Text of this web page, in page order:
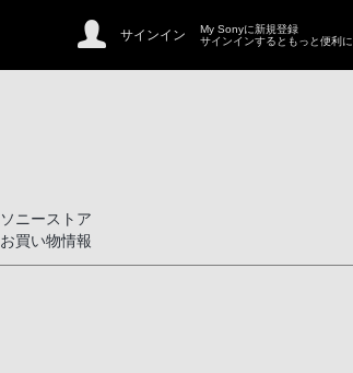
サインイン
My Sonyに新規登録
サインインするともっと便利に
ソニーストア
お買い物情報